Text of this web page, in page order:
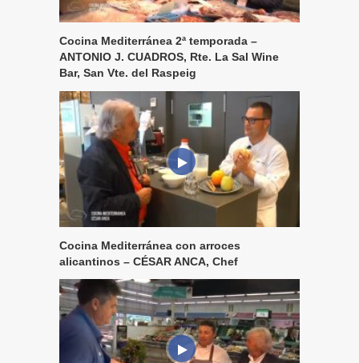
Cocina Mediterránea 2ª temporada –
ANTONIO J. CUADROS, Rte. La Sal Wine
Bar, San Vte. del Raspeig
Cocina Mediterránea con arroces
alicantinos – CÉSAR ANCA, Chef